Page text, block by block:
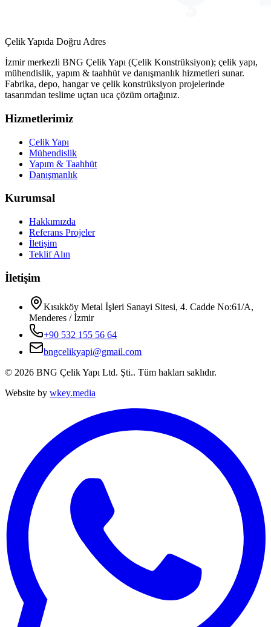
Çelik Yapıda Doğru Adres
İzmir merkezli BNG Çelik Yapı (Çelik Konstrüksiyon); çelik yapı,
mühendislik, yapım & taahhüt ve danışmanlık hizmetleri sunar.
Fabrika, depo, hangar ve çelik konstrüksiyon projelerinde
tasarımdan teslime uçtan uca çözüm ortağınız.
Hizmetlerimiz
Çelik Yapı
Mühendislik
Yapım & Taahhüt
Danışmanlık
Kurumsal
Hakkımızda
Referans Projeler
İletişim
Teklif Alın
İletişim
Kısıkköy Metal İşleri Sanayi Sitesi, 4. Cadde No:61/A,
Menderes / İzmir
+90 532 155 56 64
bngcelikyapi@gmail.com
© 2026 BNG Çelik Yapı Ltd. Şti.. Tüm hakları saklıdır.
Website by wkey.media